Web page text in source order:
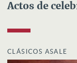
Actos de
CLÁSICOS ASALE